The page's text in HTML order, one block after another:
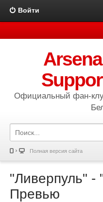
Войти
Официальный фан-
Полная версия сайта
"Ливерпуль" -
Превью